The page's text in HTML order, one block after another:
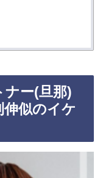
ナー(旦那)
似のイケ